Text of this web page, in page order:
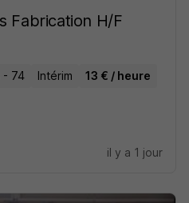
Fabrication H/F
- 74 Intérim
13 € / heure
il y a 1 jour